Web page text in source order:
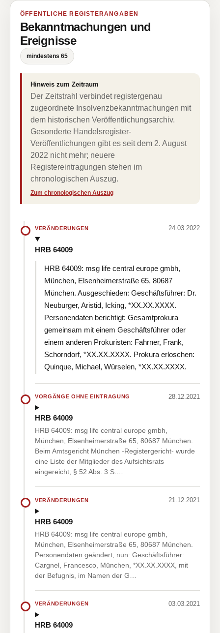
ÖFFENTLICHE REGISTERANGABEN
Bekanntmachungen und
Ereignisse
mindestens 65
Hinweis zum Zeitraum
Der Zeitstrahl verbindet registergenau
zugeordnete Insolvenzbekanntmachungen mit
dem historischen Veröffentlichungsarchiv.
Gesonderte Handelsregister-
Veröffentlichungen gibt es seit dem 2. August
2022 nicht mehr; neuere
Registereintragungen stehen im
chronologischen Auszug.
Zum chronologischen Auszug
VERÄNDERUNGEN 24.03.2022
HRB 64009
HRB 64009: msg life central europe gmbh,
München, Elsenheimerstraße 65, 80687
München. Ausgeschieden: Geschäftsführer: Dr.
Neuburger, Aristid, Icking, *XX.XX.XXXX.
Personendaten berichtigt: Gesamtprokura
gemeinsam mit einem Geschäftsführer oder
einem anderen Prokuristen: Fahrner, Frank,
Schorndorf, *XX.XX.XXXX. Prokura erloschen:
Quinque, Michael, Würselen, *XX.XX.XXXX.
VORGÄNGE OHNE EINTRAGUNG 28.12.2021
HRB 64009
HRB 64009: msg life central europe gmbh,
München, Elsenheimerstraße 65, 80687 München.
Beim Amtsgericht München -Registergericht- wurde
eine Liste der Mitglieder des Aufsichtsrats
eingereicht, § 52 Abs. 3 S.…
VERÄNDERUNGEN 21.12.2021
HRB 64009
HRB 64009: msg life central europe gmbh,
München, Elsenheimerstraße 65, 80687 München.
Personendaten geändert, nun: Geschäftsführer:
Cargnel, Francesco, München, *XX.XX.XXXX, mit
der Befugnis, im Namen der G…
VERÄNDERUNGEN 03.03.2021
HRB 64009